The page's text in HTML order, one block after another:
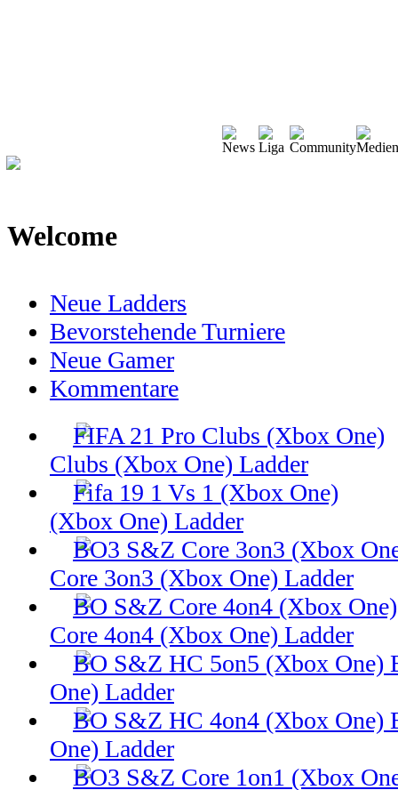
Welcome
Neue Ladders
Bevorstehende Turniere
Neue Gamer
Kommentare
Clubs (Xbox One) Ladder
(Xbox One) Ladder
Core 3on3 (Xbox One) Ladder
Core 4on4 (Xbox One) Ladder
One) Ladder
One) Ladder